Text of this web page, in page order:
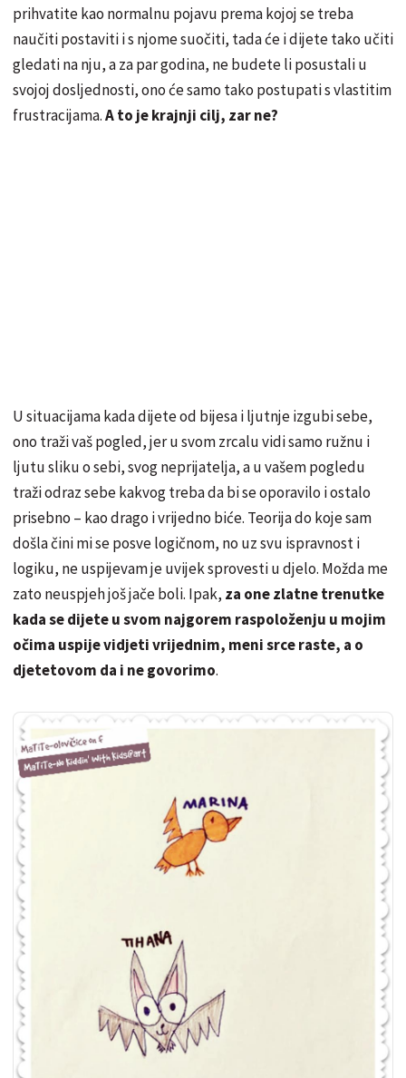
prihvatite kao normalnu pojavu prema kojoj se treba
naučiti postaviti i s njome suočiti, tada će i dijete tako učiti
gledati na nju, a za par godina, ne budete li posustali u
svojoj dosljednosti, ono će samo tako postupati s vlastitim
frustracijama.A to je krajnji cilj, zar ne?
U situacijama kada dijete od bijesa i ljutnje izgubi sebe,
ono traži vaš pogled, jer u svom zrcalu vidi samo ružnu i
ljutu sliku o sebi, svog neprijatelja, a u vašem pogledu
traži odraz sebe kakvog treba da bi se oporavilo i ostalo
prisebno – kao drago i vrijedno biće. Teorija do koje sam
došla čini mi se posve logičnom, no uz svu ispravnost i
logiku, ne uspijevam je uvijek sprovesti u djelo. Možda me
zato neuspjeh još jače boli. Ipak, za one zlatne trenutke
kada se dijete u svom najgorem raspoloženju u mojim
očima uspije vidjeti vrijednim, meni srce raste, a o
djetetovom da i ne govorimo.